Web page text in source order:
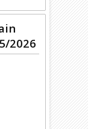
2026